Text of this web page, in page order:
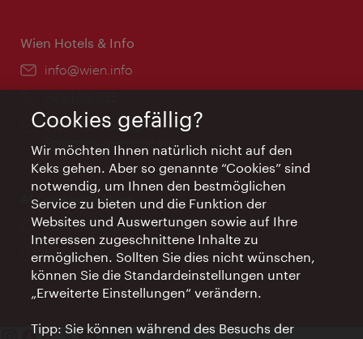
Wien Hotels & Info
Email:
info@wien.info
Öffnungszeiten:
Montag - Freitag 9 – 17 Uhr
Feiertags geschlossen
AI Concierge Wien
Ort:
concierge.wien.info
Öffnungszeiten:
Informationen rund um die Uhr
Cookies gefällig?
Wir möchten Ihnen natürlich nicht auf den
Keks gehen. Aber so genannte “Cookies” sind
notwendig, um Ihnen den bestmöglichen
Service zu bieten und die Funktion der
Websites und Auswertungen sowie auf Ihre
Interessen zugeschnittene Inhalte zu
ermöglichen. Sollten Sie dies nicht wünschen,
können Sie die Standardeinstellungen unter
„Erweiterte Einstellungen“ verändern.
Tipp: Sie können während des Besuchs der